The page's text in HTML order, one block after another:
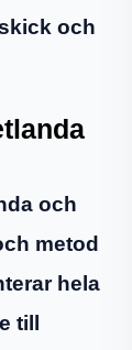
och
och
metod
hela
till